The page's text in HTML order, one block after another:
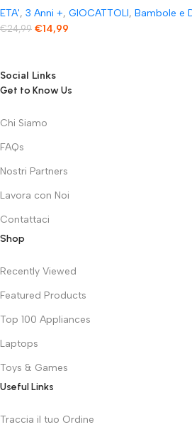
ETA', 3 Anni +, GIOCATTOLI, Bambole e
€24,99 €14,99
Social Links
Get to Know Us
Chi Siamo
FAQs
Nostri Partners
Lavora con Noi
Contattaci
Shop
Recently Viewed
Featured Products
Top 100 Appliances
Laptops
Toys & Games
Useful Links
Traccia il tuo Ordine